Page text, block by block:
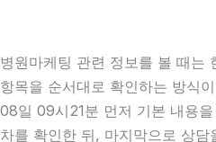
병원마케팅 관련 정보를 볼 때는
항목을 순서대로 확인하는 방식
08일 09시21분 먼저 기본 내용
차를 확인한 뒤, 마지막으로 상